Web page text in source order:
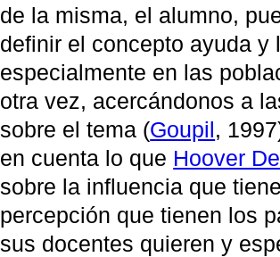
de la misma, el alumno,
definir el concepto ayuda
especialmente en las
otra vez, acercándonos a
sobre el tema (Goupil,
en cuenta lo que Hoover
sobre la influencia que
percepción que tienen los
sus docentes quieren y